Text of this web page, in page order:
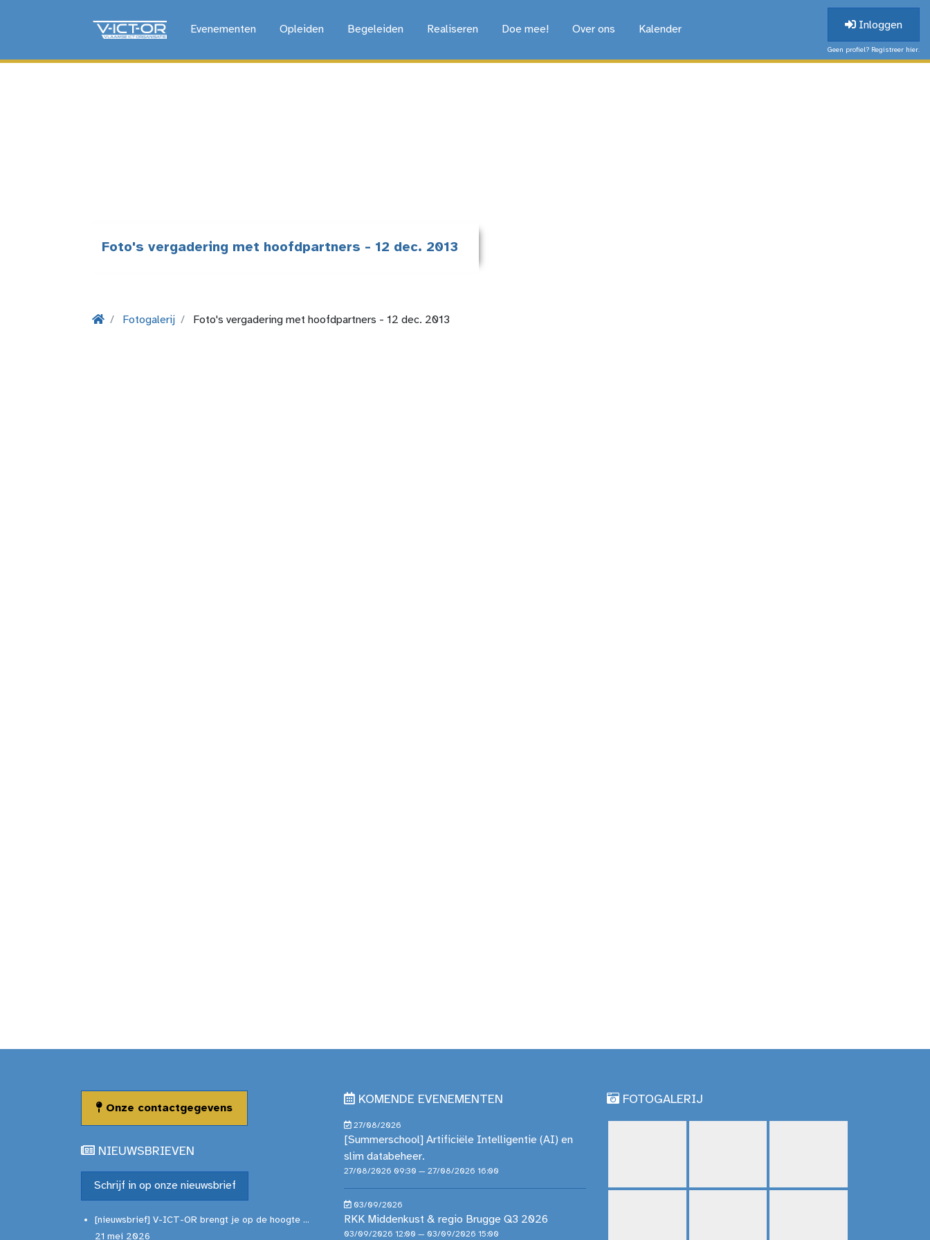
Evenementen Opleiden Begeleiden Realiseren Doe mee! Over ons Kalender Inloggen
Geen profiel? Registreer hier.
Foto's vergadering met hoofdpartners - 12 dec. 2013
Fotogalerij Foto's vergadering met hoofdpartners - 12 dec. 2013
Onze contactgegevens
NIEUWSBRIEVEN
Schrijf in op onze nieuwsbrief
[nieuwsbrief] V-ICT-OR brengt je op de hoogte ...
21 mei 2026
KOMENDE EVENEMENTEN
27/08/2026
[Summerschool] Artificiële Intelligentie (AI) en
slim databeheer.
27/08/2026 09:30 — 27/08/2026 16:00
03/09/2026
RKK Middenkust & regio Brugge Q3 2026
03/09/2026 12:00 — 03/09/2026 15:00
FOTOGALERIJ